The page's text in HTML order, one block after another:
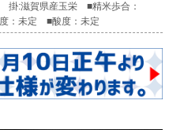
:滋賀県産玉栄 ■精米歩合：
：未定 ■酸度：未定